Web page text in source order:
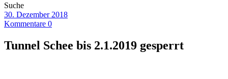
Suche
30. Dezember 2018
Kommentare 0
Tunnel Schee bis 2.1.2019 gesperrt